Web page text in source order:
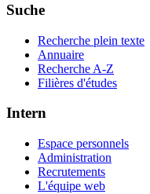
Suche
Recherche plein texte
Annuaire
Recherche A-Z
Filières d'études
Intern
Espace personnels
Administration
Recrutements
L'équipe web